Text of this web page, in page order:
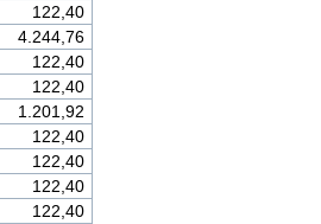
122,40
4.244,76
122,40
122,40
1.201,92
122,40
122,40
122,40
122,40